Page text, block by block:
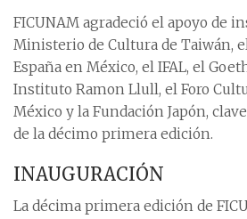
FICUNAM agradeció el apoyo de
Ministerio de Cultura de Taiwán,
España en México, el IFAL, el
Instituto Ramon Llull, el Foro
México y la Fundación Japón,
de la décimo primera edición.
INAUGURACIÓN
La décima primera edición de